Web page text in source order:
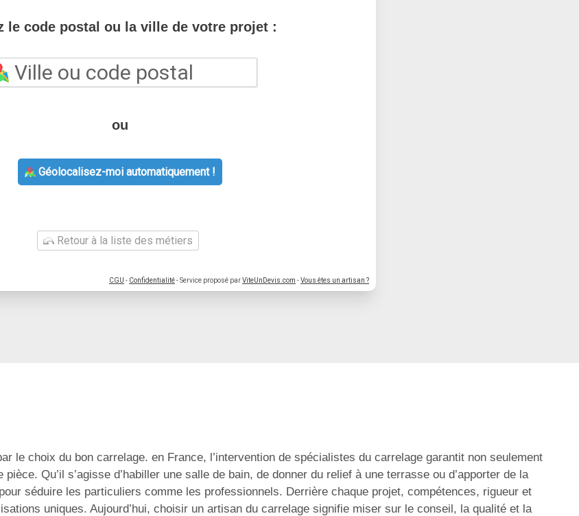
le code postal ou la ville de votre projet :
ou
Géolocalisez-moi automatiquement !
Retour à la liste des métiers
CGU - Confidentialité- Service proposé parViteUnDevis.com -Vous êtes un artisan ?
le choix du bon carrelage. en France, l’intervention de spécialistes du carrelage garantit non seulement
Qu’il s’agisse d’habiller une salle de bain, de donner du relief à une terrasse ou d’apporter de la
séduire les particuliers comme les professionnels. Derrière chaque projet, compétences, rigueur et
uniques. Aujourd’hui, choisir un artisan du carrelage signifie miser sur le conseil, la qualité et la